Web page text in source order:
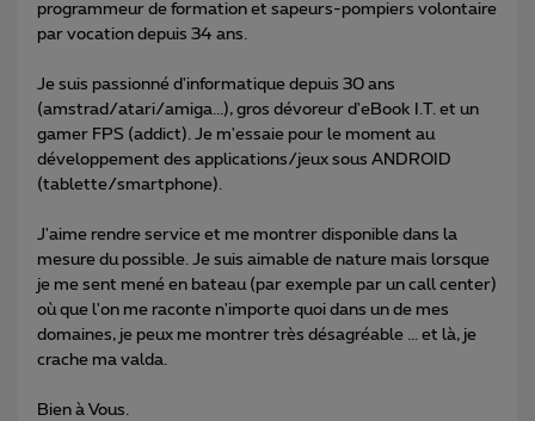
programmeur de formation et sapeurs-pompiers volontaire
par vocation depuis 34 ans.
Je suis passionné d'informatique depuis 30 ans
(amstrad/atari/amiga...), gros dévoreur d'eBook I.T. et un
gamer FPS (addict). Je m'essaie pour le moment au
développement des applications/jeux sous ANDROID
(tablette/smartphone).
J'aime rendre service et me montrer disponible dans la
mesure du possible. Je suis aimable de nature mais lorsque
je me sent mené en bateau (par exemple par un call center)
où que l'on me raconte n'importe quoi dans un de mes
domaines, je peux me montrer très désagréable ... et là, je
crache ma valda.
Bien à Vous.